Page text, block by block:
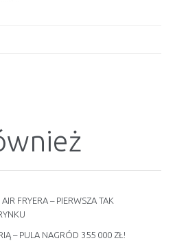
FRYERA – PIERWSZA TAK
– PULA NAGRÓD 355 000 ZŁ!